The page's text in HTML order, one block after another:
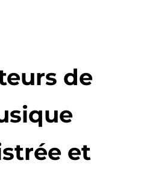
de
et